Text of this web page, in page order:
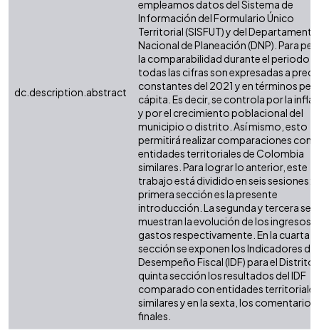
dc.description.abstract
empleamos datos del Sistema de
Información del Formulario Único
Territorial (SISFUT) y del Departamento
Nacional de Planeación (DNP). Para
la comparabilidad durante el periodo,
todas las cifras son expresadas a
constantes del 2021 y en términos per
cápita. Es decir, se controla por la
y por el crecimiento poblacional del
municipio o distrito. Así mismo, esto
permitirá realizar comparaciones con
entidades territoriales de Colombia
similares. Para lograr lo anterior, este
trabajo está dividido en seis sesiones:
primera sección es la presente
introducción. La segunda y tercera
muestran la evolución de los ingresos
gastos respectivamente. En la cuarta
sección se exponen los Indicadores de
Desempeño Fiscal (IDF) para el Distrito.
quinta sección los resultados del IDF
comparado con entidades territoriales
similares y en la sexta, los comentarios
finales.